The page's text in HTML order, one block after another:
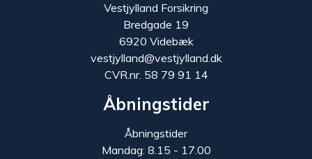
Vestjylland Forsikring
Bredgade 19
6920 Videbæk
vestjylland@vestjylland.dk
CVR.nr. 58 79 91 14
Åbningstider
Åbningstider
Mandag: 8.15 - 17.00